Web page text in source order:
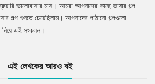
ভালোবাসার মাস। আমরা আপনাদের কাছে ভাষার গল্প
গল্প শুনতে চেয়েছিলাম। আপনাদের পাঠানো গল্পগুলো
নিয়ে এই সংকলন।
এই লেখকের আরও বই